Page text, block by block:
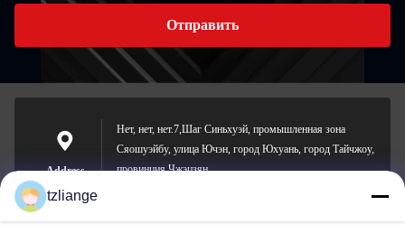
Отправить
Address
Нет, нет, нет.7,Шаг Синьхуэй, промышленная зона
Сяошуэйбу, улица Ючэн, город Юхуань, город Тайчжоу,
провинция Чжэцзян
tzliange